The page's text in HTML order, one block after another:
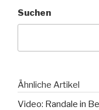
Suchen
Ähnliche Artikel
Video: Randale in